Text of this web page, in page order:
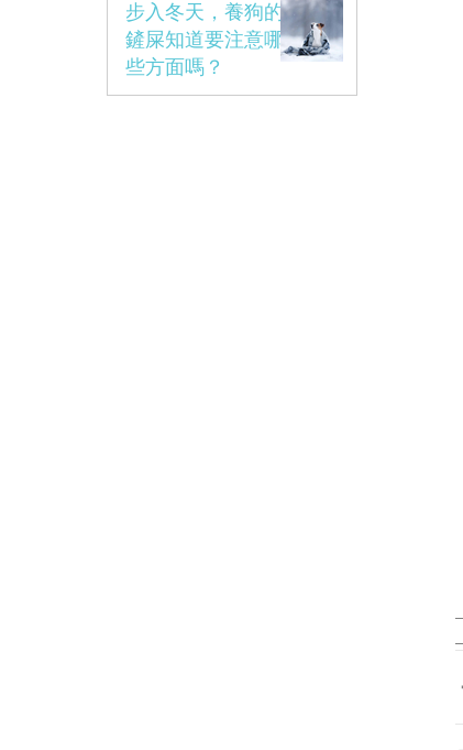
步入冬天，養狗的
鏟屎知道要注意哪
些方面嗎？